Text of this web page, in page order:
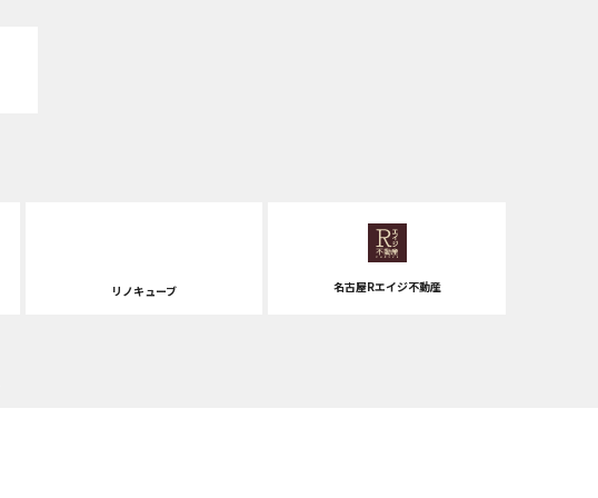
リノキューブ 名古屋Rエイジ不動産